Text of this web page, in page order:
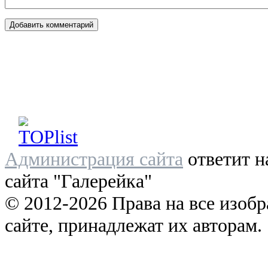
Администрация сайта ответит
сайта "Галерейка"
© 2012-2026 Права на все
сайте, принадлежат их авторам.